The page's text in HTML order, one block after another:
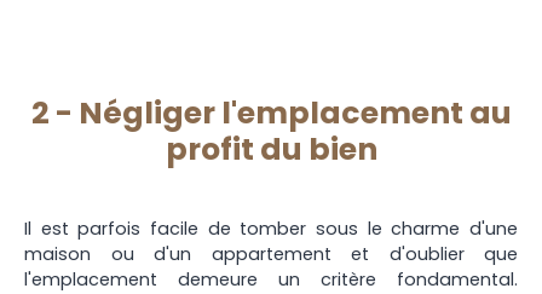
2 - Négliger l'emplacement au
profit du bien
Il est parfois facile de tomber sous le charme d'une
maison ou d'un appartement et d'oublier que
l'emplacement demeure un critère fondamental.